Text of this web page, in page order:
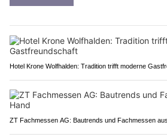
Hotel Krone Wolfhalden: Tradition trifft moderne
ZT Fachmessen AG: Bautrends und Fachmessen